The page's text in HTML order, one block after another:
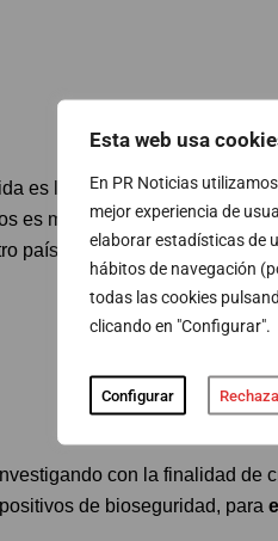
Esta web usa
En PR Noticias
mejor experiencia de
elaborar estadísticas de
hábitos de navegación
todas las cookies
clicando en "Configurar".
Configurar
es la reducción de costes.
es mucho más económica
país podríanreducirse los
con la finalidad de
de bioseguridad, para